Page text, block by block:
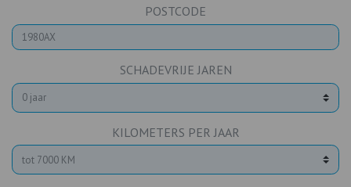
POSTCODE
SCHADEVRIJE JAREN
KILOMETERS PER JAAR